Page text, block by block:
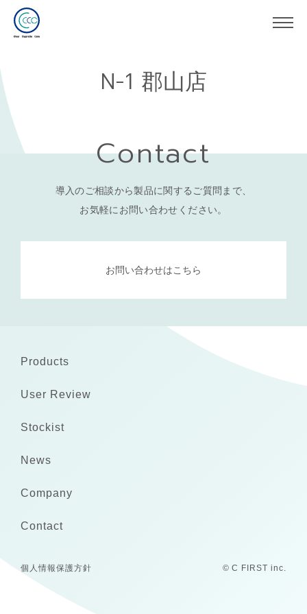
N-1 郡山店
Contact
導入のご相談から製品に関するご質問まで、
お気軽にお問い合わせください。
お問い合わせはこちら
Products
User Review
Stockist
News
Company
Contact
個人情報保護方針 © C FIRST inc.